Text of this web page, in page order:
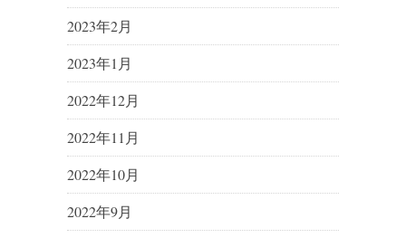
2023年2月
2023年1月
2022年12月
2022年11月
2022年10月
2022年9月